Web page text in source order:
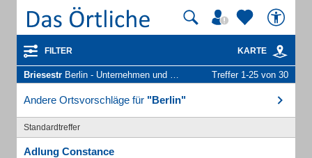
FILTER KARTE
Briesestr Berlin - Unternehmen und Personen Treffer 1-25 von 30
Andere Ortsvorschläge für "Berlin"
Standardtreffer
Adlung Constance